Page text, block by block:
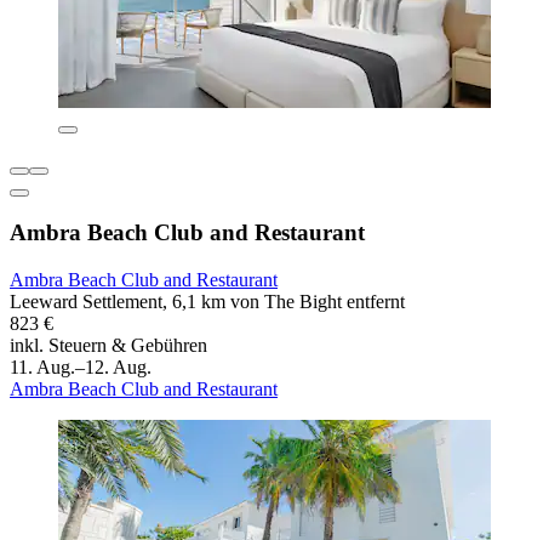
Ambra Beach Club and Restaurant
Ambra Beach Club and Restaurant
Leeward Settlement, 6,1 km von The Bight entfernt
823 €
inkl. Steuern & Gebühren
11. Aug.–12. Aug.
Ambra Beach Club and Restaurant